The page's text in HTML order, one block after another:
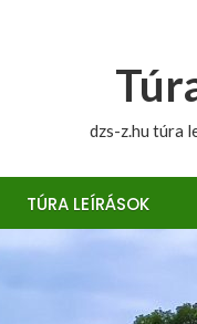
dzs-z.hu túra
TÚRA LEÍRÁSOK